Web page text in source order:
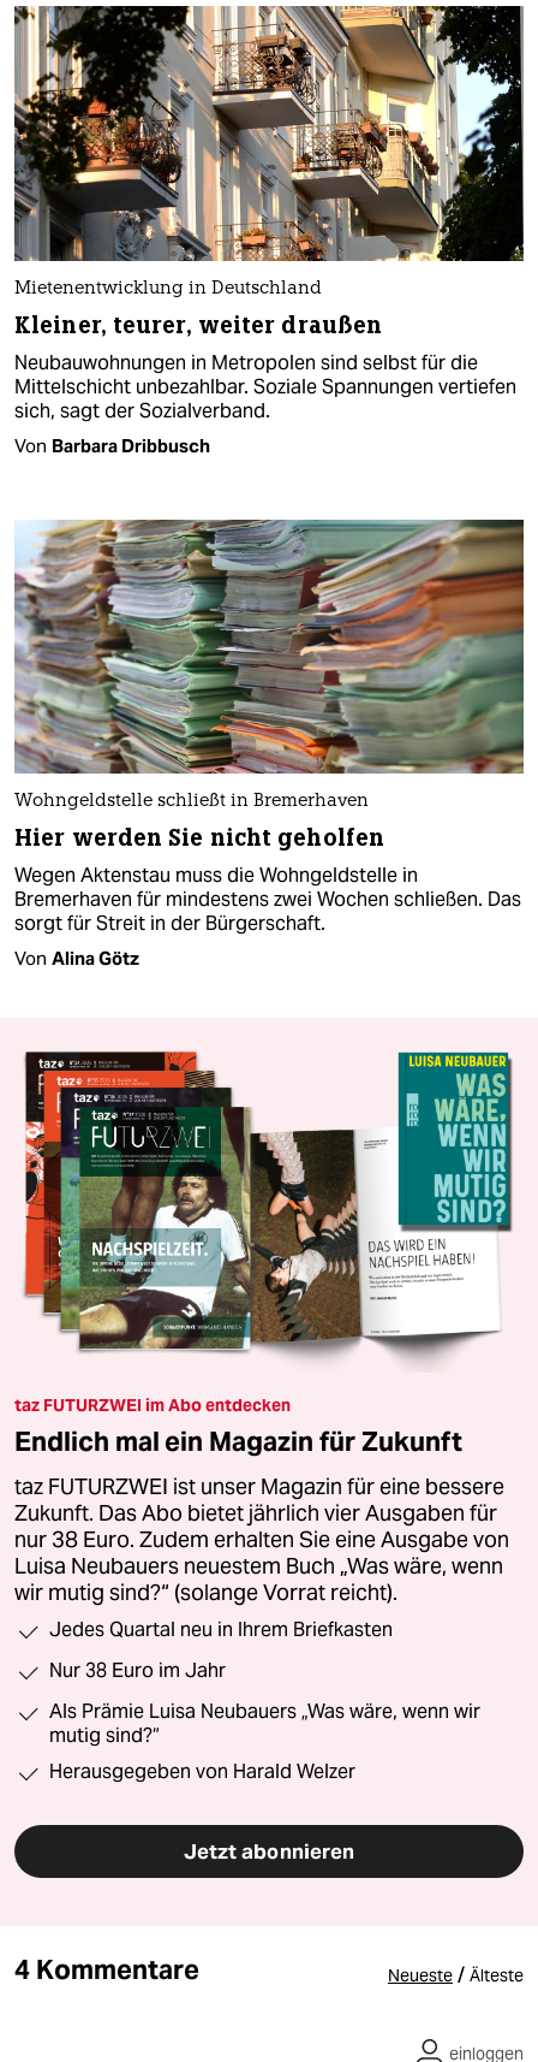
Mietenentwicklung in Deutschland
Kleiner, teurer, weiter draußen
Neubauwohnungen in Metropolen sind selbst für die
Mittelschicht unbezahlbar. Soziale Spannungen vertiefen
sich, sagt der Sozialverband.
Von Barbara Dribbusch
Wohngeldstelle schließt in Bremerhaven
Hier werden Sie nicht geholfen
Wegen Aktenstau muss die Wohngeldstelle in
Bremerhaven für mindestens zwei Wochen schließen. Das
sorgt für Streit in der Bürgerschaft.
Von Alina Götz
taz FUTURZWEI im Abo entdecken
Endlich mal ein Magazin für Zukunft
taz FUTURZWEI ist unser Magazin für eine bessere
Zukunft. Das Abo bietet jährlich vier Ausgaben für
nur 38 Euro. Zudem erhalten Sie eine Ausgabe von
Luisa Neubauers neuestem Buch „Was wäre, wenn
wir mutig sind?“ (solange Vorrat reicht).
Jedes Quartal neu in Ihrem Briefkasten
Nur 38 Euro im Jahr
Als Prämie Luisa Neubauers „Was wäre, wenn wir
mutig sind?“
Herausgegeben von Harald Welzer
Jetzt abonnieren
4 Kommentare Neueste / Älteste
einloggen